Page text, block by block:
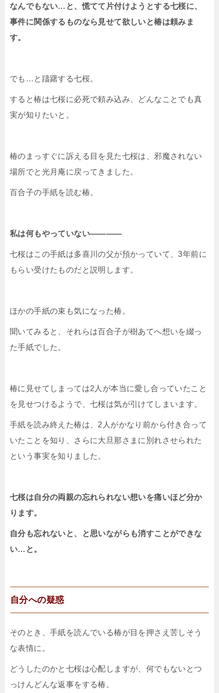
なんでもない…と、慌てて片付けようとする七桜に、
事件に関係するものなら見せて欲しいと椿は頼みま
す。
でも…と躊躇する七桜。
すると椿は七桜に必死で頼み込み、どんなことでも真
実が知りたいと。
椿のまっすぐに訴える目を見た七桜は、邪魔されない
場所でと光月庵に戻ってきました。
百合子の手紙を読む椿。
私は何もやっていない――――
七桜はこの手紙は多喜川の父が預かっていて、3年前に
もらい受けたものだと説明します。
ほかの手紙の束も気になった椿。
聞いてみると、それらは百合子が樹あてへ想いを綴っ
た手紙でした。
椿に見せてしまっては2人が本当に愛し合っていたこと
を見せつけるようで、七桜は気が引けてしまいます。
手紙を読み終えた椿は、2人がかなり前から付き合って
いたことを知り、さらに大旦那さまに別れさせられた
という事実を知りました。
七桜は自分の両親の忘れられない想いを痛いほど分か
ります。
自分も忘れないと、と思いながらも消すことができな
い…と。
自分への疑惑
そのとき、手紙を読んでいる椿が目を押さえ苦しそう
な表情に。
どうしたのかと七桜は心配しますが、何でもないとつ
っけんどんな返事をする椿。